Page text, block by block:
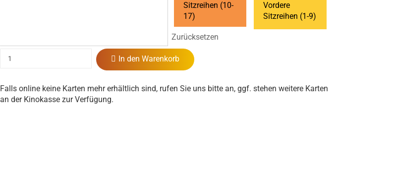
Sitzreihen (10-
17)
Vordere
Sitzreihen (1-9)
Zurücksetzen
In den Warenkorb
Falls online keine Karten mehr erhältlich sind, rufen Sie uns bitte an, ggf. stehen weitere Karten
an der Kinokasse zur Verfügung.